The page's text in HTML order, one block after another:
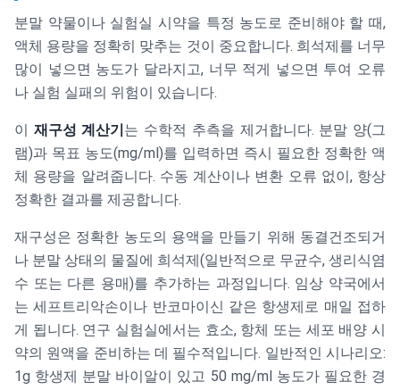
분말 약물이나 실험실 시약을 특정 농도로 준비해야 할 때,
액체 용량을 정확히 맞추는 것이 중요합니다. 희석제를 너무
많이 넣으면 농도가 달라지고, 너무 적게 넣으면 투여 오류
나 실험 실패의 위험이 있습니다.
이 재구성 계산기는 수학적 추측을 제거합니다. 분말 양(그
램)과 목표 농도(mg/ml)를 입력하면 즉시 필요한 정확한 액
체 용량을 알려줍니다. 수동 계산이나 변환 오류 없이, 항상
정확한 결과를 제공합니다.
재구성은 정확한 농도의 용액을 만들기 위해 동결건조되거
나 분말 상태의 물질에 희석제(일반적으로 무균수, 생리식염
수 또는 다른 용매)를 추가하는 과정입니다. 임상 약국에서
는 세프트리악손이나 반코마이신 같은 항생제로 매일 접하
게 됩니다. 연구 실험실에서는 효소, 항체 또는 세포 배양 시
약의 원액을 준비하는 데 필수적입니다. 일반적인 시나리오:
1g 항생제 분말 바이알이 있고 50 mg/ml 농도가 필요한 경